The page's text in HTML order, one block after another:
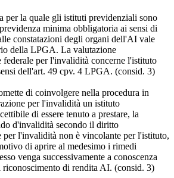
per la quale gli istituti previdenziali sono
minima obbligatoria ai sensi di
constatazioni degli organi dell'AI vale
della LPGA. La valutazione
federale per l'invalidità concerne l'istituto
dell'art. 49 cpv. 4 LPGA. (consid. 3)
di coinvolgere nella procedura in
per l'invalidità un istituto
di essere tenuto a prestare, la
d'invalidità secondo il diritto
per l'invalidità non è vincolante per l'istituto,
di aprire al medesimo i rimedi
venga successivamente a conoscenza
riconoscimento di rendita AI. (consid. 3)